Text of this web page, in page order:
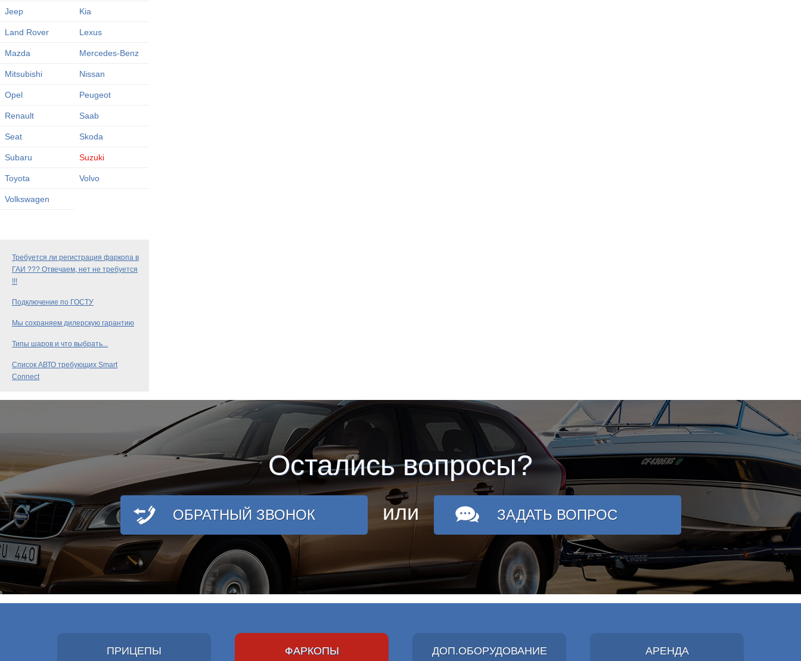
Jeep Kia
Land Rover Lexus
Mazda Mercedes-Benz
Mitsubishi Nissan
Opel Peugeot
Renault Saab
Seat Skoda
Subaru Suzuki
Toyota Volvo
Volkswagen
Требуется ли регистрация фаркопа в
ГАИ ??? Отвечаем, нет не требуется
!!!
Подключение по ГОСТУ
Мы сохраняем дилерскую гарантию
Типы шаров и что выбрать...
Список АВТО требующих Smart
Connect
Остались вопросы?
ОБРАТНЫЙ ЗВОНОК или ЗАДАТЬ ВОПРОС
ПРИЦЕПЫ ФАРКОПЫ ДОП.ОБОРУДОВАНИЕ АРЕНДА